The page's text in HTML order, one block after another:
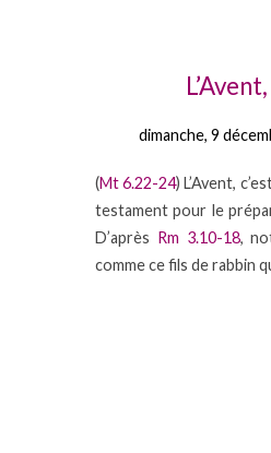
dimanche, 9
(Mt 6.22-24) L’Avent,
testament pour le
D’après Rm 3.10-18,
comme ce fils de rabbin